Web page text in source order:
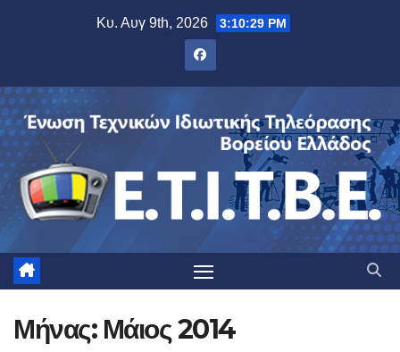
Κυ. Αυγ 9th, 2026 3:10:29 PM
Μήνας: Μάιος 2014